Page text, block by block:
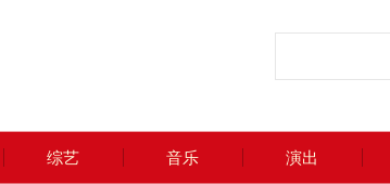
综艺 音乐 演出